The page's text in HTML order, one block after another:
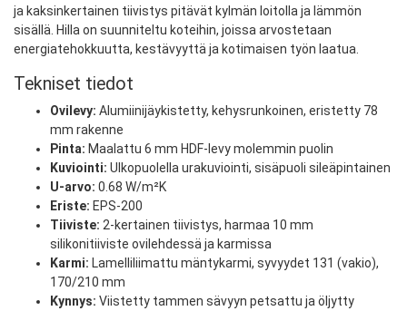
ja kaksinkertainen tiivistys pitävät kylmän loitolla ja lämmön
sisällä. Hilla on suunniteltu koteihin, joissa arvostetaan
energiatehokkuutta, kestävyyttä ja kotimaisen työn laatua.
Tekniset tiedot
Ovilevy: Alumiinijäykistetty, kehysrunkoinen, eristetty 78
mm rakenne
Pinta: Maalattu 6 mm HDF-levy molemmin puolin
Kuviointi: Ulkopuolella urakuviointi, sisäpuoli sileäpintainen
U-arvo: 0.68 W/m²K
Eriste: EPS-200
Tiiviste: 2-kertainen tiivistys, harmaa 10 mm
silikonitiiviste ovilehdessä ja karmissa
Karmi: Lamelliliimattu mäntykarmi, syvyydet 131 (vakio),
170/210 mm
Kynnys: Viistetty tammen sävyyn petsattu ja öljytty